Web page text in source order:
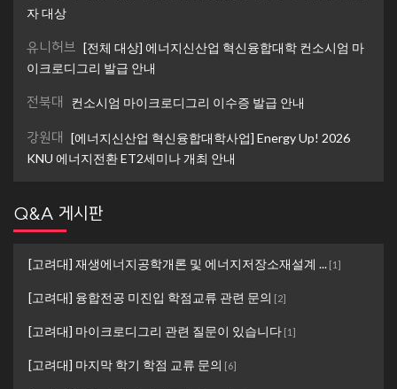
자 대상
유니허브 [전체 대상] 에너지신산업 혁신융합대학 컨소시엄 마
이크로디그리 발급 안내
전북대 컨소시엄 마이크로디그리 이수증 발급 안내
강원대 [에너지신산업 혁신융합대학사업] Energy Up! 2026
KNU 에너지전환 ET2세미나 개최 안내
Q&A 게시판
[고려대] 재생에너지공학개론 및 에너지저장소재설계 ... [1]
[고려대] 융합전공 미진입 학점교류 관련 문의 [2]
[고려대] 마이크로디그리 관련 질문이 있습니다 [1]
[고려대] 마지막 학기 학점 교류 문의 [6]